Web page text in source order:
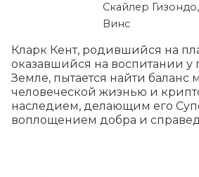
Скайлер
Винс
Кларк Кент, родившийся на
оказавшийся на воспитании у
Земле, пытается найти баланс
человеческой жизнью и
наследием, делающим его
воплощением добра и